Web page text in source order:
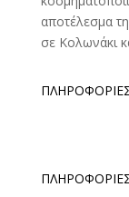
αποτέλεσμα
σε Κολωνάκι